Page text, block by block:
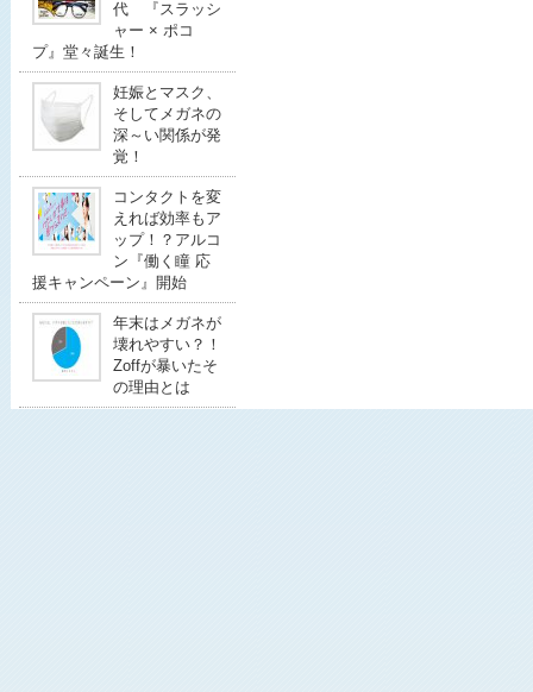
代 『スラッシ
ャー × ポコ
プ』堂々誕生！
妊娠とマスク、
そしてメガネの
深～い関係が発
覚！
コンタクトを変
えれば効率もア
ップ！？アルコ
ン『働く瞳 応
援キャンペーン』開始
年末はメガネが
壊れやすい？！
Zoffが暴いたそ
の理由とは